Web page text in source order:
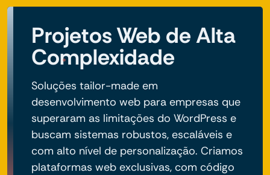
Projetos Web de Alta
Complexidade
Soluções tailor-made em
desenvolvimento web para empresas que
superaram as limitações do WordPress e
buscam sistemas robustos, escaláveis e
com alto nível de personalização. Criamos
plataformas web exclusivas, com código